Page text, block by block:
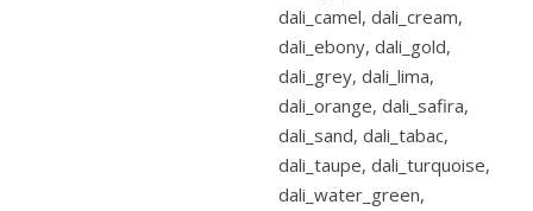
dali_camel, dali_cream,
dali_ebony, dali_gold,
dali_grey, dali_lima,
dali_orange, dali_safira,
dali_sand, dali_tabac,
dali_taupe, dali_turquoise,
dali_water_green,